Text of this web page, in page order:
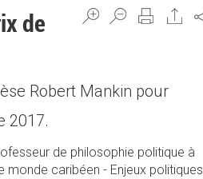
de
Robert Mankin pour
2017.
de philosophie politique à
monde caribéen - Enjeux politiques